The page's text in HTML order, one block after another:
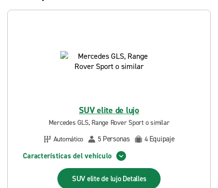
SUV elite de lujo
Mercedes GLS, Range Rover Sport o similar
Automático
5 Personas 4 Equipaje
Características del vehículo
SUV elite de lujo Detalles